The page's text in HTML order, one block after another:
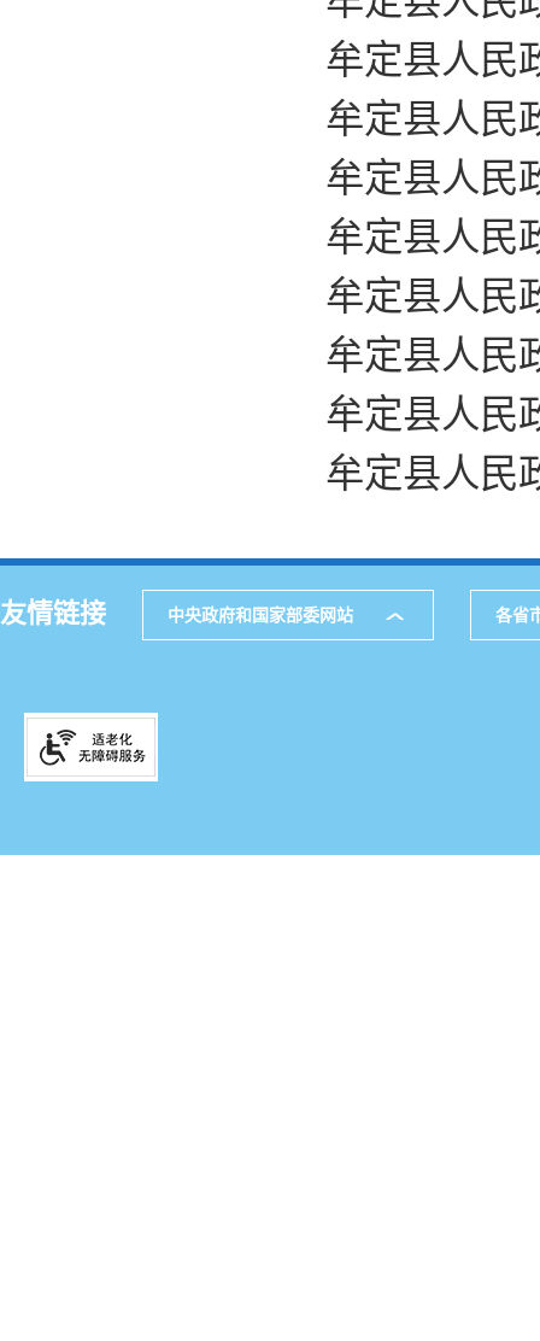
牟定县人民
牟定县人民
牟定县人民
牟定县人民
牟定县人民
牟定县人民
牟定县人民
牟定县人民
友情链接 中央政府和国家部委网站 各省
滇